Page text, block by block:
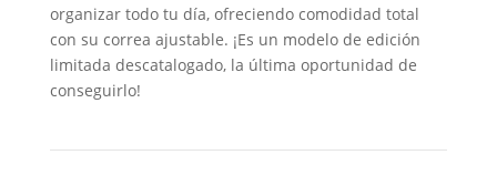
organizar todo tu día, ofreciendo comodidad total
con su correa ajustable. ¡Es un modelo de edición
limitada descatalogado, la última oportunidad de
conseguirlo!